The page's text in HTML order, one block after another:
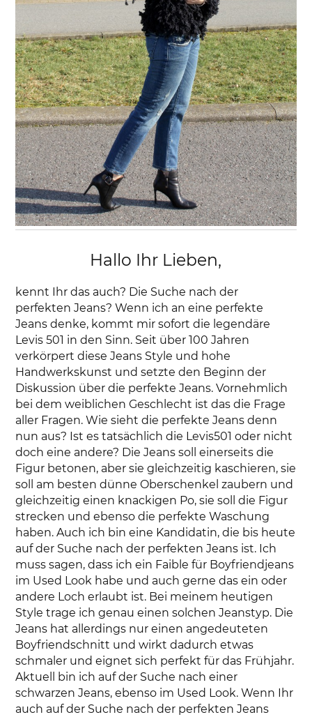
Hallo Ihr Lieben,
kennt Ihr das auch? Die Suche nach der
perfekten Jeans? Wenn ich an eine perfekte
Jeans denke, kommt mir sofort die legendäre
Levis 501 in den Sinn. Seit über 100 Jahren
verkörpert diese Jeans Style und hohe
Handwerkskunst und setzte den Beginn der
Diskussion über die perfekte Jeans. Vornehmlich
bei dem weiblichen Geschlecht ist das die Frage
aller Fragen. Wie sieht die perfekte Jeans denn
nun aus? Ist es tatsächlich die Levis501 oder nicht
doch eine andere? Die Jeans soll einerseits die
Figur betonen, aber sie gleichzeitig kaschieren, sie
soll am besten dünne Oberschenkel zaubern und
gleichzeitig einen knackigen Po, sie soll die Figur
strecken und ebenso die perfekte Waschung
haben. Auch ich bin eine Kandidatin, die bis heute
auf der Suche nach der perfekten Jeans ist. Ich
muss sagen, dass ich ein Faible für Boyfriendjeans
im Used Look habe und auch gerne das ein oder
andere Loch erlaubt ist. Bei meinem heutigen
Style trage ich genau einen solchen Jeanstyp. Die
Jeans hat allerdings nur einen angedeuteten
Boyfriendschnitt und wirkt dadurch etwas
schmaler und eignet sich perfekt für das Frühjahr.
Aktuell bin ich auf der Suche nach einer
schwarzen Jeans, ebenso im Used Look. Wenn Ihr
auch auf der Suche nach der perfekten Jeans